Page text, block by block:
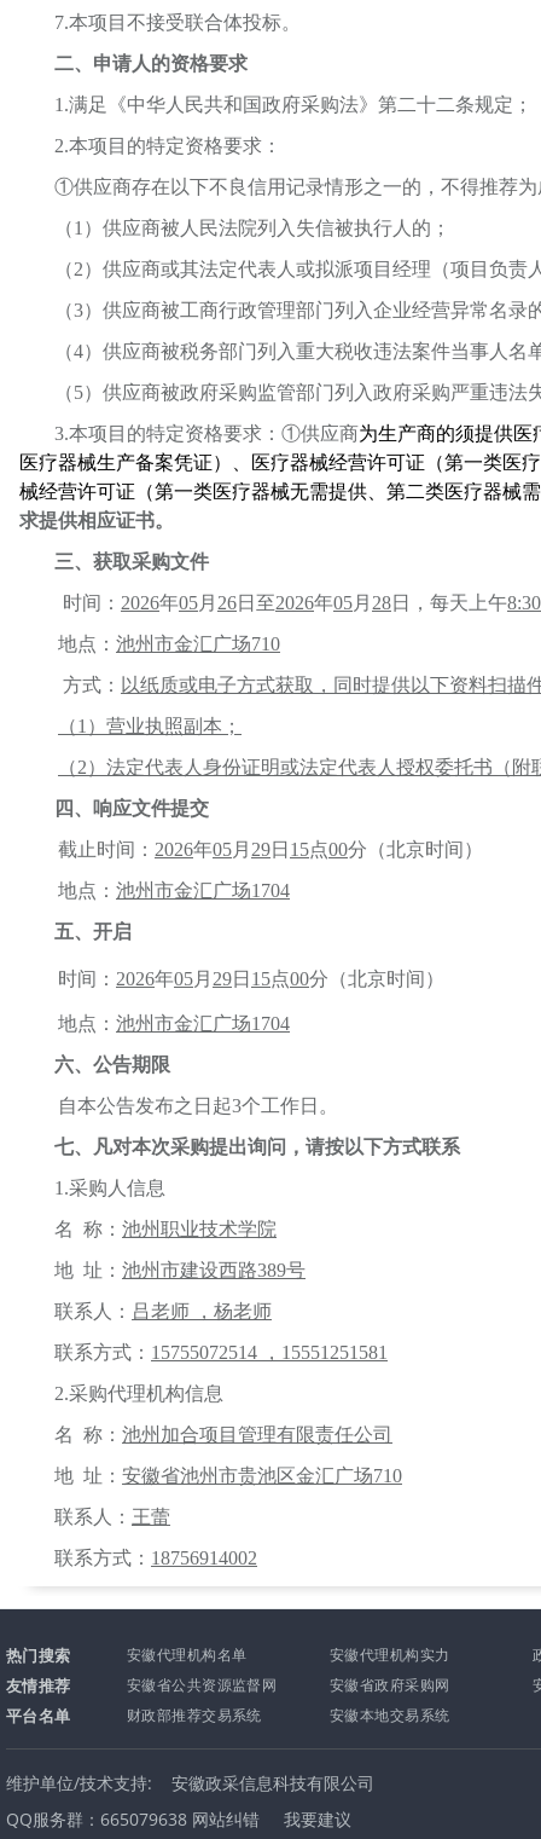
7.本项目不接受联合体投标。
二、 申请人的资格要求
1.满足《中华人民共和国政府采购法》第二十二条规定；
2.本项目的特定资格要求：
①供应商存在以下不良信用记录情形之一的，不得推荐
（1）供应商被人民法院列入失信被执行人的；
（2）供应商或其法定代表人或拟派项目经理（项目负责
（3）供应商被工商行政管理部门列入企业经营异常名录
（4）供应商被税务部门列入重大税收违法案件当事人名
（5）供应商被政府采购监管部门列入政府采购严重违法
3.本项目的特定资格要求：①供应商为生产商的须提供医
医疗器械生产备案凭证）、医疗器械经营许可证（第一类医
械经营许可证（第一类医疗器械无需提供、第二类医疗器械
求提供相应证书。
三、获取采购文件
时间： 2026年05月 26日至2026年05月 28日 ， 每天上午8:30
地点： 池州市金汇广场710
方式： 以纸质或电子方式获取，同时提供以下资料扫描
（1）营业执照副本；
（2）法定代表人身份证明或法定代表人授权委托书（附
四、响应文件提交
截止时间： 2026年05月 29日 1 5点00分 （北京时间）
地点： 池州市金汇广场1704
五、开启
时间： 2026年05月 29日 1 5点00分 （北京时间）
地点： 池州市金汇广场1704
六、公告期限
自本公告发布之日起3个工作日。
七、
凡对本次采购提出询问，请按以下方式联系
1.采购人信息
名 称 ： 池州职业技术学院
地 址： 池州市建设西路389号
联系人： 吕老师
，杨老师
联系方式： 15755072514 ，15551251581
2.采购代理机构信息
名 称 ： 池州加合项目管理有限责任公司
地 址： 安徽省池州市贵池区金汇广场710
联系人： 王蕾
联系方式： 18756914002
热门搜索 安徽代理机构名单 安徽代理机构实力
友情推荐 安徽省公共资源监督网 安徽省政府采购网
平台名单 财政部推荐交易系统 安徽本地交易系统
维护单位/技术支持: 安徽政采信息科技有限公司
QQ服务群：665079638 网站纠错
我要建议